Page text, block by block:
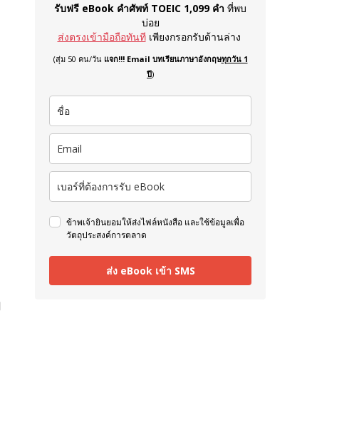
รับฟรี eBook คำศัพท์ TOEIC 1,099 คำ ที่พบ
บ่อย
ส่งตรงเข้ามือถือทันที เพียงกรอกรับด้านล่าง
(สุ่ม 50 คน/วัน แจก!!! Email บทเรียนภาษาอังกฤษทุกวัน 1
ปี)
ข้าพเจ้ายินยอมให้ส่งไฟล์หนังสือ และใช้ข้อมูลเพื่อ
วัตถุประสงค์การตลาด
ส่ง eBook เข้า SMS